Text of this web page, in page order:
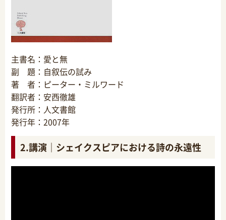
主書名：愛と無
副 題：自叙伝の試み
著 者：ピーター・ミルワード
翻訳者：安西徹雄
発行所：人文書館
発行年：2007年
2.講演｜シェイクスピアにおける詩の永遠性